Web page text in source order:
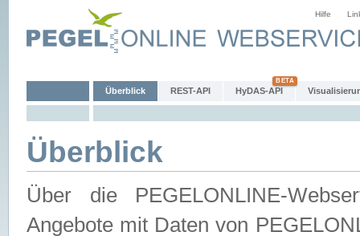
Hilfe
Überblick REST-API HyDAS-API
Überblick
Über die PEGELONLINE-
Angebote mit Daten von